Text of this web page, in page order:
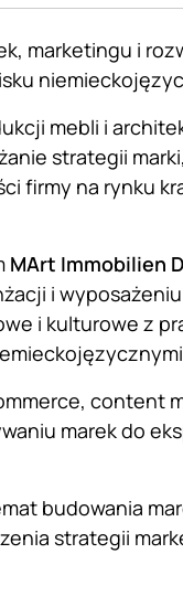
marketingu i
mebli i
strategii
firmy na rynku
MArt Immobilien
i
i kulturowe z
content
marek do
budowania
strategii